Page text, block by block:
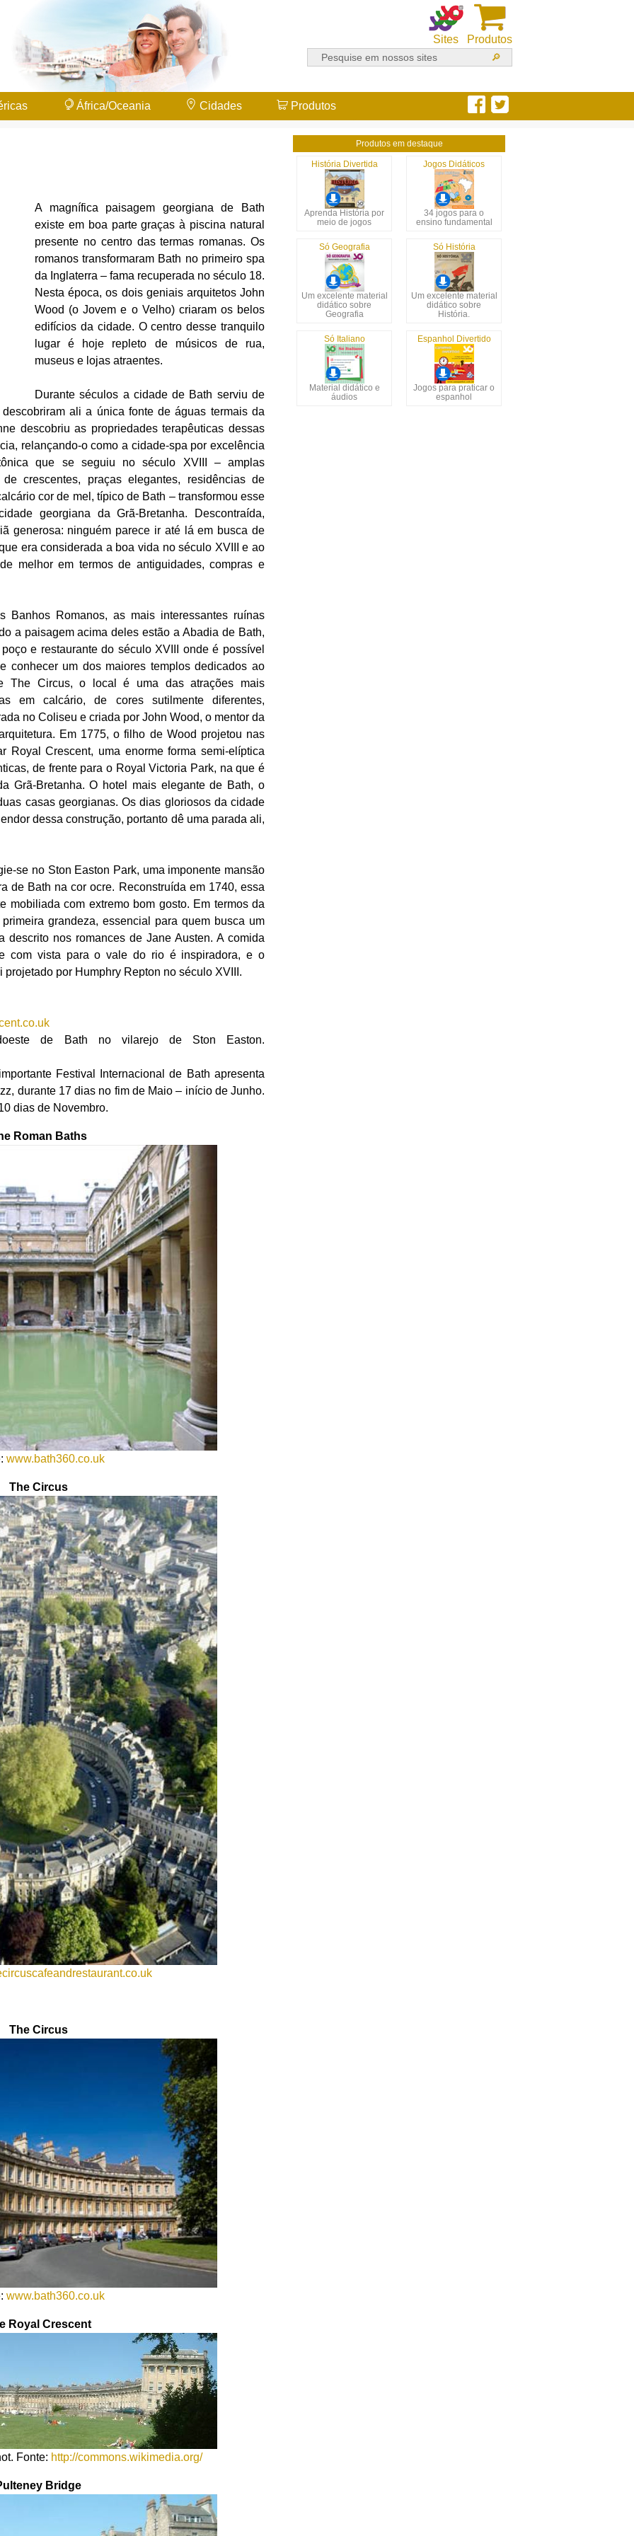
Produtos
Sites
África/Oceania Cidades Produtos
A magnífica paisagem georgiana de Bath
existe em boa parte graças à piscina natural
presente no centro das termas romanas. Os
romanos transformaram Bath no primeiro spa
da Inglaterra – fama recuperada no século 18.
Nesta época, os dois geniais arquitetos John
Wood (o Jovem e o Velho) criaram os belos
edifícios da cidade. O centro desse tranquilo
lugar é hoje repleto de músicos de rua,
museus e lojas atraentes.
Durante séculos a cidade de Bath serviu de
ali a única fonte de águas termais da
descobriu as propriedades terapêuticas dessas
relançando-o como a cidade-spa por excelência
que se seguiu no século XVIII – amplas
crescentes, praças elegantes, residências de
cor de mel, típico de Bath – transformou esse
georgiana da Grã-Bretanha. Descontraída,
generosa: ninguém parece ir até lá em busca de
era considerada a boa vida no século XVIII e ao
melhor em termos de antiguidades, compras e
Romanos, as mais interessantes ruínas
a paisagem acima deles estão a Abadia de Bath,
e restaurante do século XVIII onde é possível
conhecer um dos maiores templos dedicados ao
The Circus, o local é uma das atrações mais
em calcário, de cores sutilmente diferentes,
no Coliseu e criada por John Wood, o mentor da
Em 1775, o filho de Wood projetou nas
Royal Crescent, uma enorme forma semi-elíptica
de frente para o Royal Victoria Park, na que é
Grã-Bretanha. O hotel mais elegante de Bath, o
casas georgianas. Os dias gloriosos da cidade
dessa construção, portanto dê uma parada ali,
se no Ston Easton Park, uma imponente mansão
de Bath na cor ocre. Reconstruída em 1740, essa
mobiliada com extremo bom gosto. Em termos da
grandeza, essencial para quem busca um
nos romances de Jane Austen. A comida
com vista para o vale do rio é inspiradora, e o
por Humphry Repton no século XVIII.
de Bath no vilarejo de Ston Easton.
Festival Internacional de Bath apresenta
durante 17 dias no fim de Maio – início de Junho.
dias de Novembro.
Roman Baths
www.bath360.co.uk
The Circus
The Circus
www.bath360.co.uk
Royal Crescent
Fonte: http://commons.wikimedia.org/
Bridge
Produtos em destaque
História Divertida
Aprenda História por
meio de jogos
Jogos Didáticos
34 jogos para o
ensino fundamental
Só Geografia
Um excelente material
didático sobre
Geografia
Só História
Um excelente material
didático sobre
História.
Só Italiano
Material didático e
áudios
Espanhol Divertido
Jogos para praticar o
espanhol